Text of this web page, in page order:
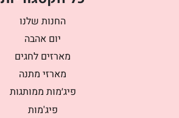
החנות שלנו
יום אהבה
מארזים לחגים
מארזי מתנה
פיג׳מות ממותגות
פיג'מות